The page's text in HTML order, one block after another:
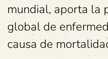
mundial, aporta la
global de
causa de